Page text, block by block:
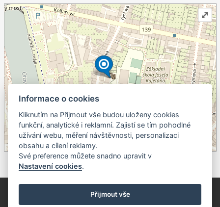
©OpenStreetMapcontributors.
⤢
© Píseckem / Kalendárium (Změna programu vyhrazena!)
(Cookies)
© 2018 - 2026 Realizace a správa webu:
Informace o cookies
Kliknutím na Přijmout vše budou uloženy cookies
funkční, analytické i reklamní. Zajistí se tím pohodlné
užívání webu, měření návštěvnosti, personalizaci
obsahu a cílení reklamy.
Své preference můžete snadno upravit v
Nastavení cookies.
Přijmout vše